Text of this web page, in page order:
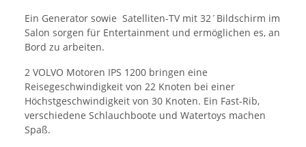
Ein Generator sowie Satelliten-TV mit 32´Bildschirm im
Salon sorgen für Entertainment und ermöglichen es, an
Bord zu arbeiten.
2 VOLVO Motoren IPS 1200 bringen eine
Reisegeschwindigkeit von 22 Knoten bei einer
Höchstgeschwindigkeit von 30 Knoten. Ein Fast-Rib,
verschiedene Schlauchboote und Watertoys machen
Spaß.